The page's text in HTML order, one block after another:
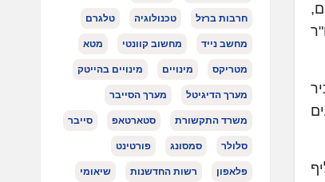
חרבות ברזל טכנולוגיה טלגרם
מחשב נייד מחשוב קוונטי מטא
מטריקס מינויים מינויים בהייטק
מערך הדיגיטל מערך הסייבר
משרד התקשורת סטארטאפ סייבר
סלולר סמסונג פורטינט
פלאפון רשות החדשנות שיאומי